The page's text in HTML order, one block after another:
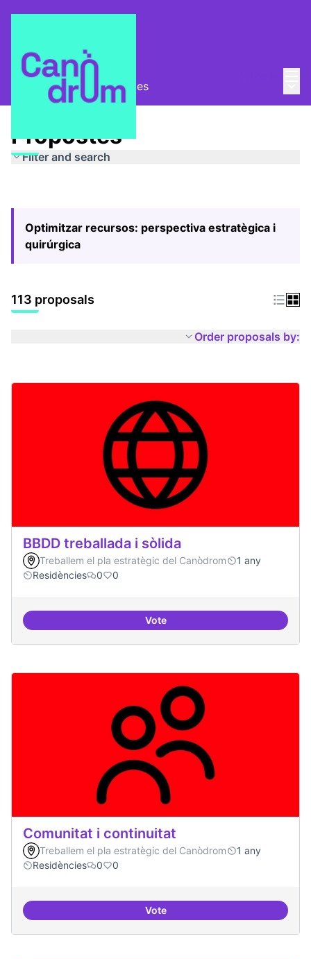
Pla Estratègic Propostes
Propostes
Filter and search
Optimitzar recursos: perspectiva estratègica i
quirúrgica
113 proposals
Order proposals by:
BBDD treballada i sòlida
Treballem el pla estratègic del Canòdrom
1 any
Residències
0 0
VoteBBDD treballada i sòlida
Comunitat i continuitat
Treballem el pla estratègic del Canòdrom
1 any
Residències
0 0
VoteComunitat i continuitat